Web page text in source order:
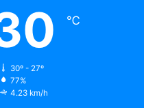
℃
30º - 27º
77%
4.23 km/h